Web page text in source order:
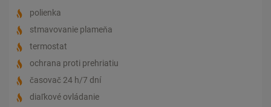
polienka
stmavovanie plameňa
termostat
ochrana proti prehriatiu
časovač 24 h/7 dní
diaľkové ovládanie